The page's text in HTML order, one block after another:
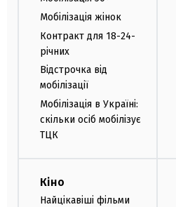
Мобілізація жінок
Контракт для 18-24-
річних
Відстрочка від
мобілізації
Мобілізація в Україні:
скільки осіб мобілізує
ТЦК
Кіно
Найцікавіші фільми